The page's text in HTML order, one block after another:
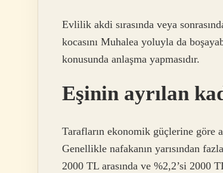
Evlilik akdi sırasında veya
kocasını Muhalea yoluyla da
konusunda anlaşma yapmasıdır.
Eşinin ayrılan
Tarafların ekonomik güçlerine göre
Genellikle nafakanın yarısından
2000 TL arasında ve %2,2’si 2000